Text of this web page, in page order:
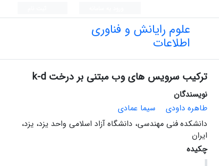
علوم رایانش و فناوری
اطلاعات
ترکیب سرویس های وب مبتنی بر درخت k-d
نویسندگان
طاهره داودی
سیما عمادی
دانشکده فنی مهندسی، دانشگاه آزاد اسلامی واحد یزد، یزد،
ایران
چکیده